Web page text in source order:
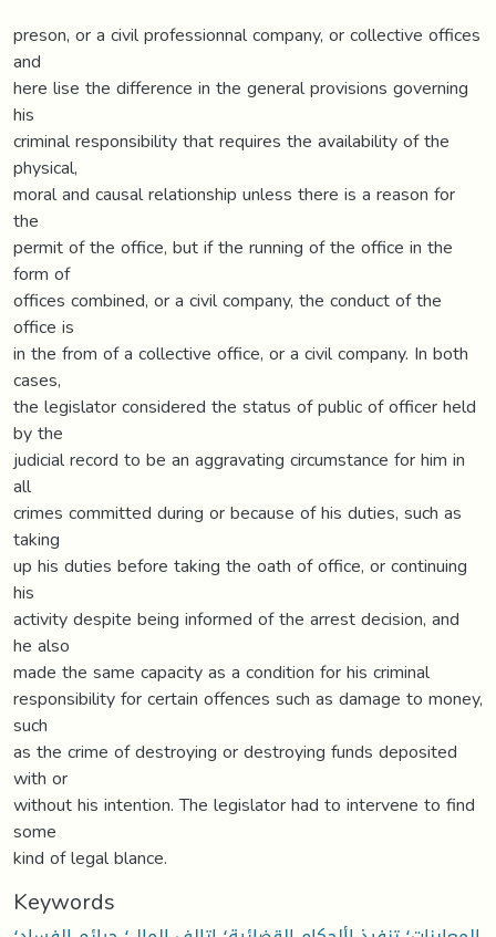
preson, or a civil professionnal company, or collective offices
and
here lise the difference in the general provisions governing
his
criminal responsibility that requires the availability of the
physical,
moral and causal relationship unless there is a reason for
the
permit of the office, but if the running of the office in the
form of
offices combined, or a civil company, the conduct of the
office is
in the from of a collective office, or a civil company. In both
cases,
the legislator considered the status of public of officer held
by the
judicial record to be an aggravating circumstance for him in
all
crimes committed during or because of his duties, such as
taking
up his duties before taking the oath of office, or continuing
his
activity despite being informed of the arrest decision, and
he also
made the same capacity as a condition for his criminal
responsibility for certain offences such as damage to money,
such
as the crime of destroying or destroying funds deposited
with or
without his intention. The legislator had to intervene to find
some
kind of legal blance.
Keywords